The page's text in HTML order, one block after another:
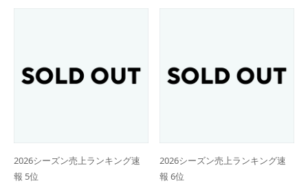
2026シーズン売上ランキング速
報 5位
2026シーズン売上ランキング速
報 6位